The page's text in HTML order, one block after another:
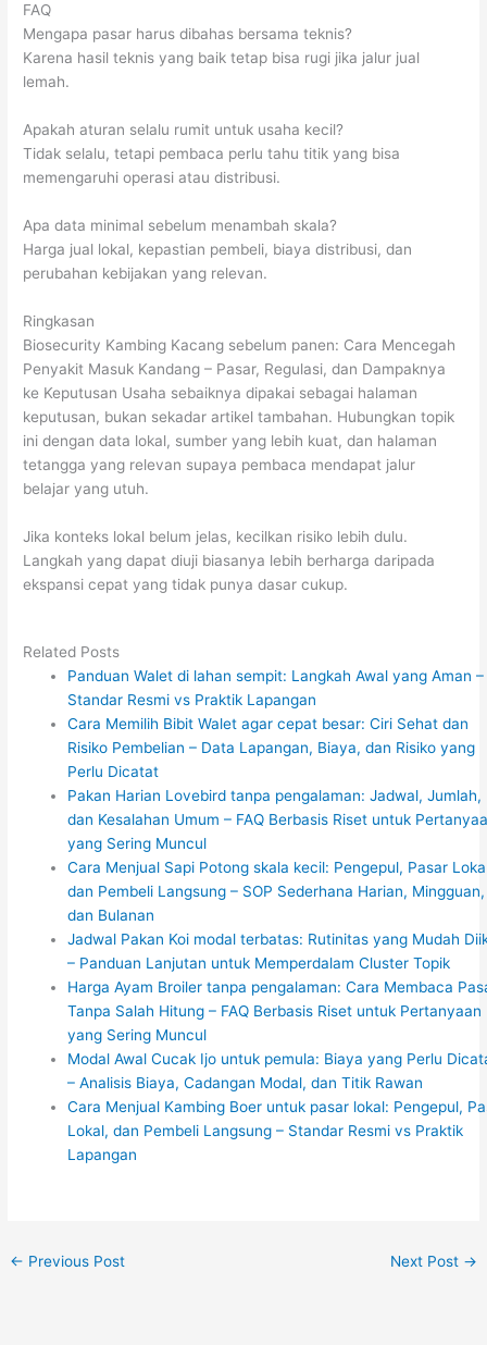
FAQ
Mengapa pasar harus dibahas bersama teknis?
Karena hasil teknis yang baik tetap bisa rugi jika jalur jual
lemah.
Apakah aturan selalu rumit untuk usaha kecil?
Tidak selalu, tetapi pembaca perlu tahu titik yang bisa
memengaruhi operasi atau distribusi.
Apa data minimal sebelum menambah skala?
Harga jual lokal, kepastian pembeli, biaya distribusi, dan
perubahan kebijakan yang relevan.
Ringkasan
Biosecurity Kambing Kacang sebelum panen: Cara Mencegah
Penyakit Masuk Kandang – Pasar, Regulasi, dan Dampaknya
ke Keputusan Usaha sebaiknya dipakai sebagai halaman
keputusan, bukan sekadar artikel tambahan. Hubungkan topik
ini dengan data lokal, sumber yang lebih kuat, dan halaman
tetangga yang relevan supaya pembaca mendapat jalur
belajar yang utuh.
Jika konteks lokal belum jelas, kecilkan risiko lebih dulu.
Langkah yang dapat diuji biasanya lebih berharga daripada
ekspansi cepat yang tidak punya dasar cukup.
Related Posts
Panduan Walet di lahan sempit: Langkah Awal yang Aman –
Standar Resmi vs Praktik Lapangan
Cara Memilih Bibit Walet agar cepat besar: Ciri Sehat dan
Risiko Pembelian – Data Lapangan, Biaya, dan Risiko yang
Perlu Dicatat
Pakan Harian Lovebird tanpa pengalaman: Jadwal, Jumlah,
dan Kesalahan Umum – FAQ Berbasis Riset untuk
yang Sering Muncul
Cara Menjual Sapi Potong skala kecil: Pengepul, Pasar
dan Pembeli Langsung – SOP Sederhana Harian, Mingguan,
dan Bulanan
Jadwal Pakan Koi modal terbatas: Rutinitas yang Mudah
– Panduan Lanjutan untuk Memperdalam Cluster Topik
Harga Ayam Broiler tanpa pengalaman: Cara Membaca
Tanpa Salah Hitung – FAQ Berbasis Riset untuk Pertanyaan
yang Sering Muncul
Modal Awal Cucak Ijo untuk pemula: Biaya yang Perlu
– Analisis Biaya, Cadangan Modal, dan Titik Rawan
Cara Menjual Kambing Boer untuk pasar lokal: Pengepul,
Lokal, dan Pembeli Langsung – Standar Resmi vs Praktik
Lapangan
← Previous Post Next Post →